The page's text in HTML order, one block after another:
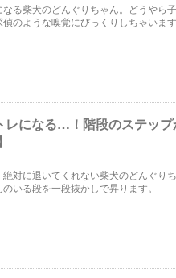
る柴犬のどんぐりちゃん。どうやら
のような嗅覚にびっくりしちゃいます
レになる…！階段のステッ
対に退いてくれない柴犬のどんぐり
いる段を一段抜かしで昇ります。